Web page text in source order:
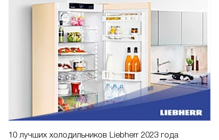
10 лучших холодильников Liebherr 2023 года